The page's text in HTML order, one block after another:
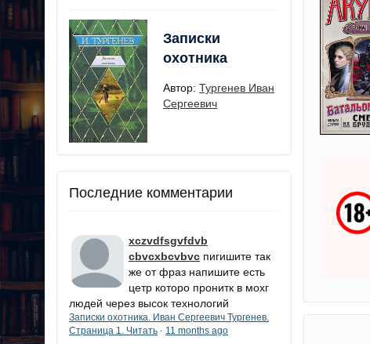
Записки
охотника
Автор: Тургенев Иван
Сергеевич
Последние комментарии
xczvdfsgvfdvb
cbvcxbcvbvc пигишите так
же от фраз напишите есть
цетр которо пронитк в мохг
людей через высок технологий
Записки охотника. Иван Сергеевич Тургенев.
Страница 1. Читать · 11 months ago